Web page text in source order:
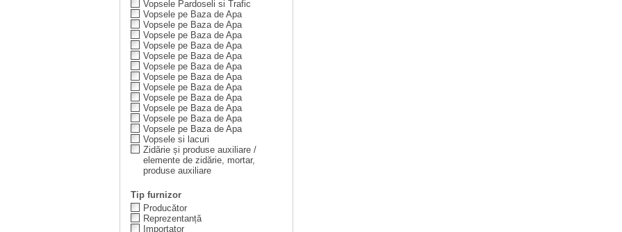
Vopsele Pardoseli si Trafic
Vopsele pe Baza de Apa
Vopsele pe Baza de Apa
Vopsele pe Baza de Apa
Vopsele pe Baza de Apa
Vopsele pe Baza de Apa
Vopsele pe Baza de Apa
Vopsele pe Baza de Apa
Vopsele pe Baza de Apa
Vopsele pe Baza de Apa
Vopsele pe Baza de Apa
Vopsele pe Baza de Apa
Vopsele pe Baza de Apa
Vopsele si lacuri
Zidărie și produse auxiliare /
elemente de zidărie, mortar,
produse auxiliare
Tip furnizor
Producător
Reprezentanță
Importator